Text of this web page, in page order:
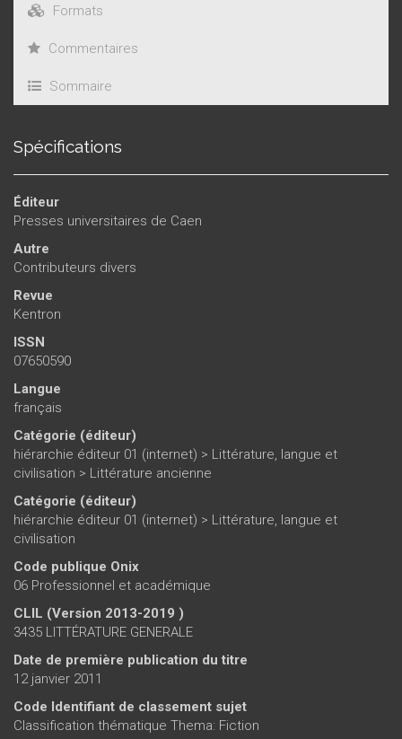
Formats
Commentaires
Sommaire
Spécifications
Éditeur
Presses universitaires de Caen
Autre
Contributeurs divers
Revue
Kentron
ISSN
07650590
Langue
français
Catégorie (éditeur)
hiérarchie éditeur 01 (internet) > Littérature, langue et
civilisation > Littérature ancienne
Catégorie (éditeur)
hiérarchie éditeur 01 (internet) > Littérature, langue et
civilisation
Code publique Onix
06 Professionnel et académique
CLIL (Version 2013-2019 )
3435 LITTÉRATURE GENERALE
Date de première publication du titre
12 janvier 2011
Code Identifiant de classement sujet
Classification thématique Thema: Fiction